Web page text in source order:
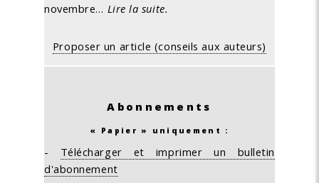
novembre… Lire la suite.
Proposer un article (conseils aux auteurs)
Abonnements
« Papier » uniquement :
- Télécharger et imprimer un bulletin
d'abonnement